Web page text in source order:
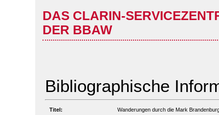
DAS CLARIN-
DER BBAW
Bibliographische
Titel:
Wanderungen durch die Mark